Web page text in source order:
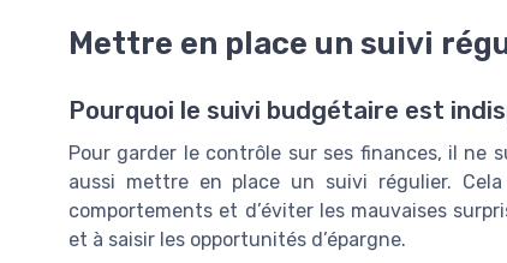
Mettre en place un suivi
Pourquoi le suivi budgétaire est
Pour garder le contrôle sur ses finances, il ne
aussi mettre en place un suivi régulier.
comportements et d’éviter les mauvaises
et à saisir les opportunités d’épargne.